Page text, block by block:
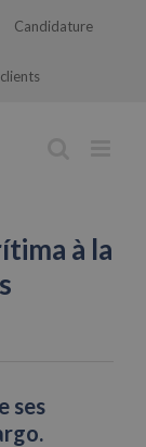
Candidature
à la
ses